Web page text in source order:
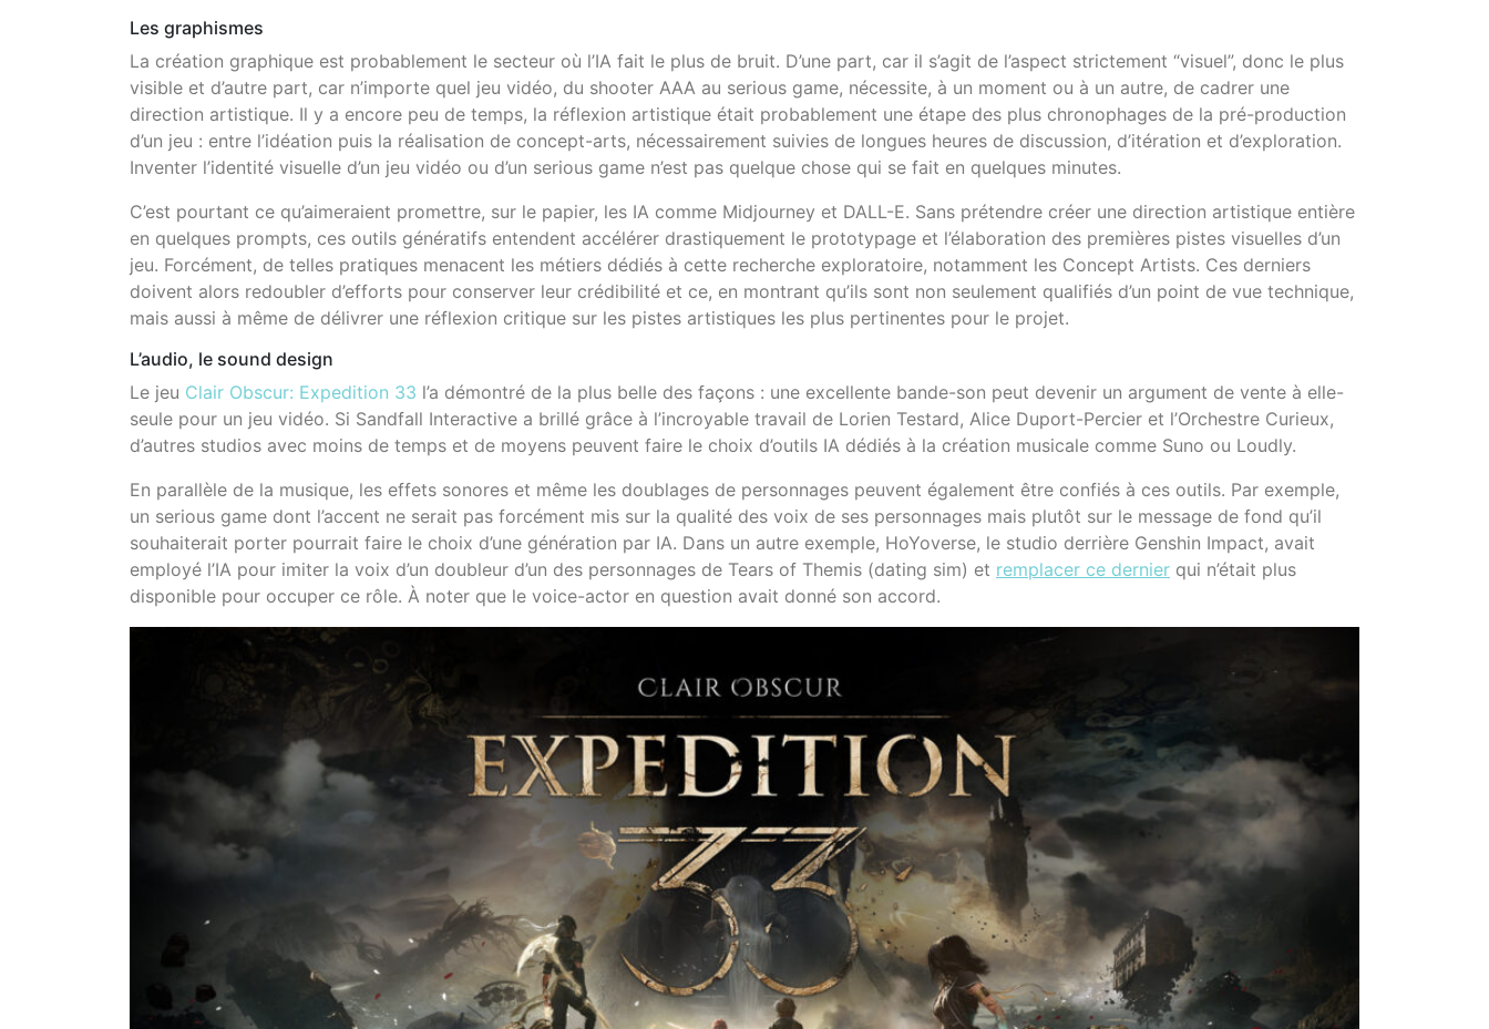
Les graphismes
La création graphique est probablement le secteur où l’IA fait le plus de bruit. D’une part, car il s’agit de l’aspect strictement “visuel”, donc le plus
visible et d’autre part, car n’importe quel jeu vidéo, du shooter AAA au serious game, nécessite, à un moment ou à un autre, de cadrer une
direction artistique. Il y a encore peu de temps, la réflexion artistique était probablement une étape des plus chronophages de la pré-production
d’un jeu : entre l’idéation puis la réalisation de concept-arts, nécessairement suivies de longues heures de discussion, d’itération et d’exploration.
Inventer l’identité visuelle d’un jeu vidéo ou d’un serious game n’est pas quelque chose qui se fait en quelques minutes.
C’est pourtant ce qu’aimeraient promettre, sur le papier, les IA comme Midjourney et DALL-E. Sans prétendre créer une direction artistique entière
en quelques prompts, ces outils génératifs entendent accélérer drastiquement le prototypage et l’élaboration des premières pistes visuelles d’un
jeu. Forcément, de telles pratiques menacent les métiers dédiés à cette recherche exploratoire, notamment les Concept Artists. Ces derniers
doivent alors redoubler d’efforts pour conserver leur crédibilité et ce, en montrant qu’ils sont non seulement qualifiés d’un point de vue technique,
mais aussi à même de délivrer une réflexion critique sur les pistes artistiques les plus pertinentes pour le projet.
L’audio, le sound design
Le jeu Clair Obscur: Expedition 33 l’a démontré de la plus belle des façons : une excellente bande-son peut devenir un argument de vente à elle-
seule pour un jeu vidéo. Si Sandfall Interactive a brillé grâce à l’incroyable travail de Lorien Testard, Alice Duport-Percier et l’Orchestre Curieux,
d’autres studios avec moins de temps et de moyens peuvent faire le choix d’outils IA dédiés à la création musicale comme Suno ou Loudly.
En parallèle de la musique, les effets sonores et même les doublages de personnages peuvent également être confiés à ces outils. Par exemple,
un serious game dont l’accent ne serait pas forcément mis sur la qualité des voix de ses personnages mais plutôt sur le message de fond qu’il
souhaiterait porter pourrait faire le choix d’une génération par IA. Dans un autre exemple, HoYoverse, le studio derrière Genshin Impact, avait
employé l’IA pour imiter la voix d’un doubleur d’un des personnages de Tears of Themis (dating sim) et remplacer ce dernier qui n’était plus
disponible pour occuper ce rôle. À noter que le voice-actor en question avait donné son accord.